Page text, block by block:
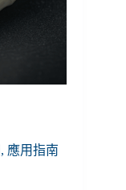
, 應用指南